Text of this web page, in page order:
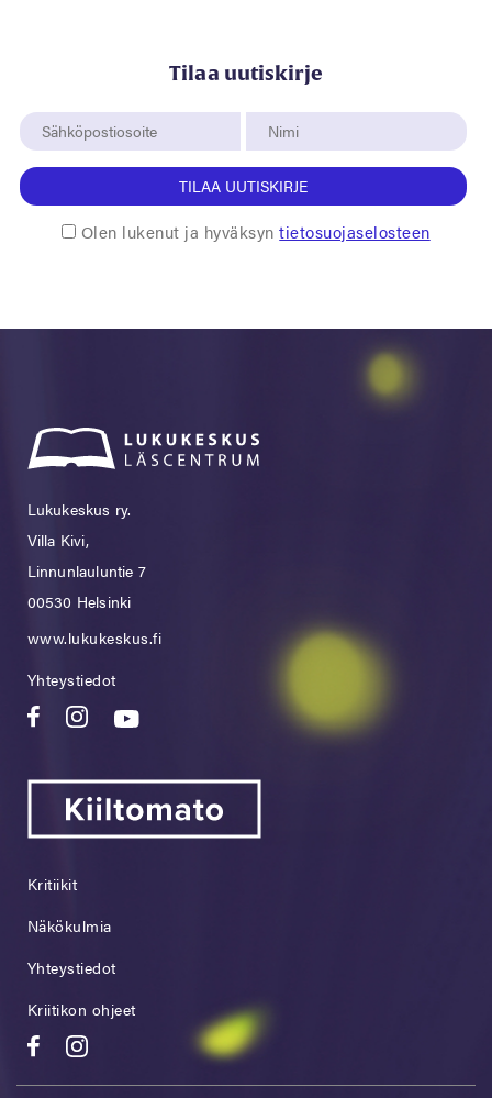
Tilaa uutiskirje
TILAA UUTISKIRJE
Olen lukenut ja hyväksyntietosuojaselosteen
Lukukeskus ry.
Villa Kivi,
Linnunlauluntie 7
00530 Helsinki
www.lukukeskus.fi
Yhteystiedot
Kritiikit
Näkökulmia
Yhteystiedot
Kriitikon ohjeet